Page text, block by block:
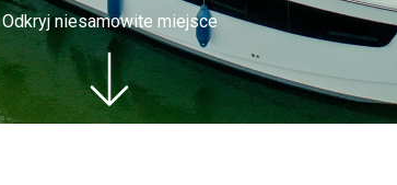
Odkryj niesamowite miejsce